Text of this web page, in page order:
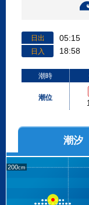
日出 05:15
日入 18:58
潮時
潮位
潮汐
200